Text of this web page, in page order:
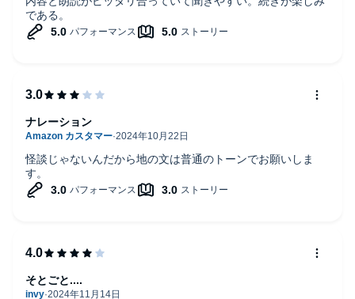
である。
怪談じゃないんだから地の文は普通のトーンでお願いしま
す。
ナレーション
そとごと....